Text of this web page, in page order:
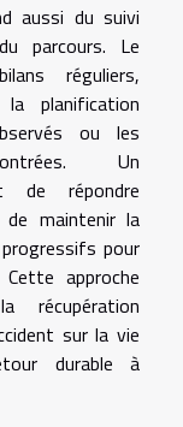
aussi du suivi
parcours. Le
réguliers,
planification
ou les
Un
de répondre
de maintenir la
pour
approche
récupération
sur la vie
durable à